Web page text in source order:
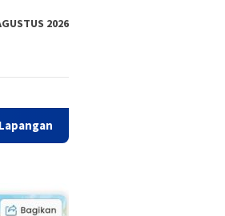
2026
Hadiri Rakor, Biro Organisasi Sulbar